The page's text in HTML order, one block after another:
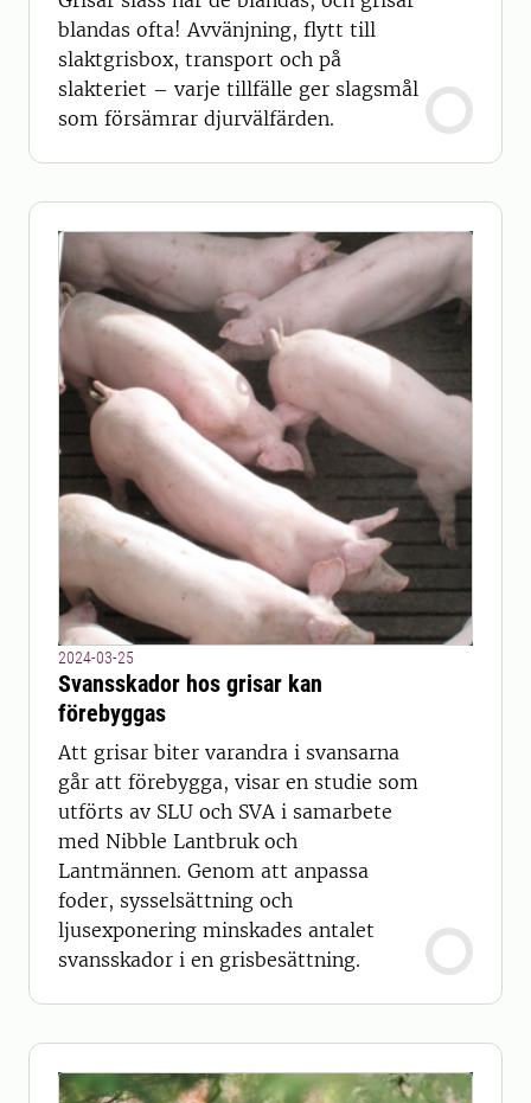
blandas ofta! Avvänjning, flytt till
slaktgrisbox, transport och på
slakteriet – varje tillfälle ger slagsmål
som försämrar djurvälfärden.
2024-03-25
Svansskador hos grisar kan
förebyggas
Att grisar biter varandra i svansarna
går att förebygga, visar en studie som
utförts av SLU och SVA i samarbete
med Nibble Lantbruk och
Lantmännen. Genom att anpassa
foder, sysselsättning och
ljusexponering minskades antalet
svansskador i en grisbesättning.